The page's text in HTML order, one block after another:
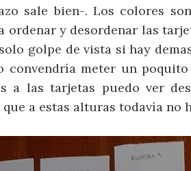
sale bien-. Los colores
ordenar y desordenar las
golpe de vista si hay
convendría meter un
a las tarjetas puedo ver
que a estas alturas todavía no